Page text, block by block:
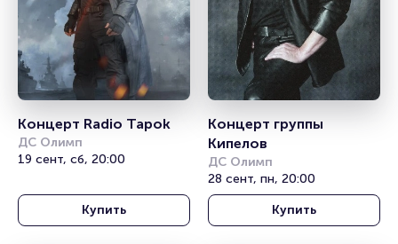
Концерт Radio Tapok
ДС Олимп
19 сент, сб, 20:00
Купить
Концерт группы
Кипелов
ДС Олимп
28 сент, пн, 20:00
Купить